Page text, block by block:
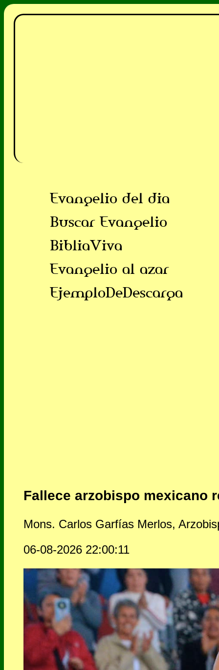
Evangelio del dia
Buscar Evangelio
BibliaViva
Evangelio al azar
EjemploDeDescarga
Fallece arzobispo mexicano
Mons. Carlos Garfías Merlos,
06-08-2026 22:00:11